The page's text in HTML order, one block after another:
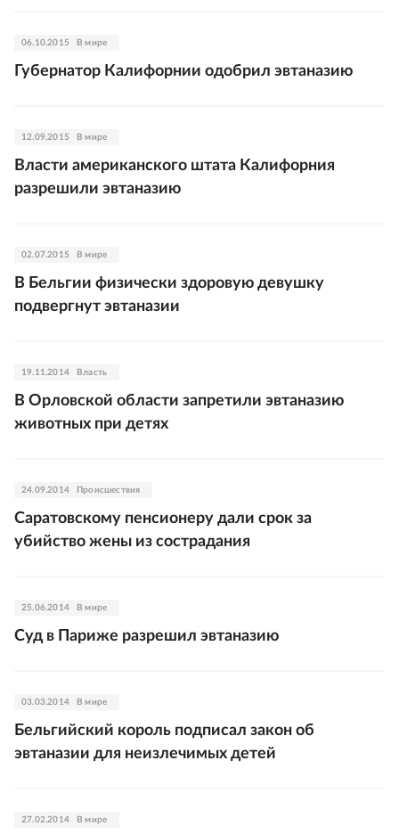
06.10.2015 В мире
Губернатор Калифорнии одобрил эвтаназию
12.09.2015 В мире
Власти американского штата Калифорния
разрешили эвтаназию
02.07.2015 В мире
В Бельгии физически здоровую девушку
подвергнут эвтаназии
19.11.2014 Власть
В Орловской области запретили эвтаназию
животных при детях
24.09.2014 Происшествия
Саратовскому пенсионеру дали срок за
убийство жены из сострадания
25.06.2014 В мире
Суд в Париже разрешил эвтаназию
03.03.2014 В мире
Бельгийский король подписал закон об
эвтаназии для неизлечимых детей
27.02.2014 В мире